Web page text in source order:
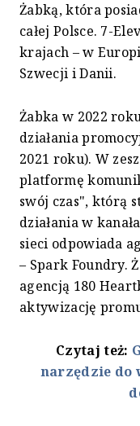
Żabką, która
całej Polsce. 7-
krajach – w
Szwecji i Danii.
Żabka w 2022
działania
2021 roku). W
platformę
swój czas", którą
działania w
sieci odpowiada
– Spark Foundry.
agencją 180
aktywizację
Czytaj też:
narzędzie do